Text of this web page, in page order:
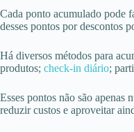
Cada ponto acumulado pode
desses pontos por descontos
Há diversos métodos para
produtos; check-in diário;
Esses pontos não são apenas
reduzir custos e aproveitar